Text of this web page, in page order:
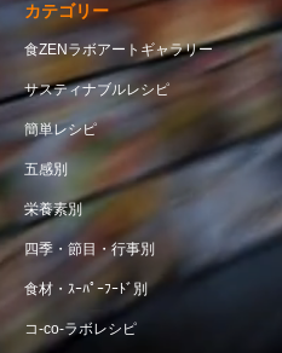
カテゴリー
食ZENラボアートギャラリー
サスティナブルレシピ
簡単レシピ
五感別
栄養素別
四季・節目・行事別
食材・ｽｰﾊﾟｰﾌｰﾄﾞ別
コ-co-ラボレシピ